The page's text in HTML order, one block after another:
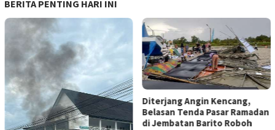
BERITA PENTING HARI INI
Diterjang Angin Kencang,
Belasan Tenda Pasar Ramadan
di Jembatan Barito Roboh